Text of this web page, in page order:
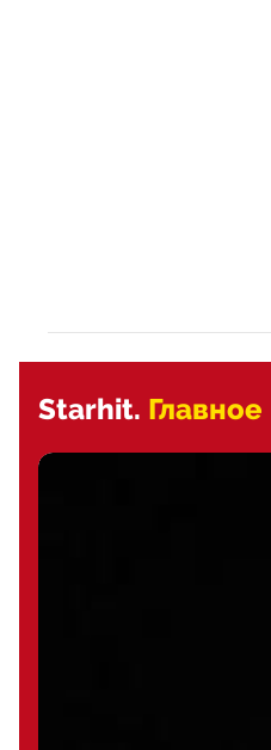
Starhit. Главное